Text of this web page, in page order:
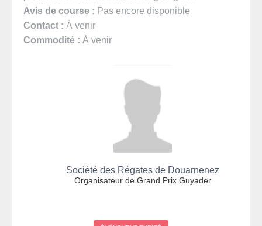
Avis de course : Pas encore disponible
Contact : À venir
Commodité : À venir
Société des Régates de Douarnenez
Organisateur de Grand Prix Guyader